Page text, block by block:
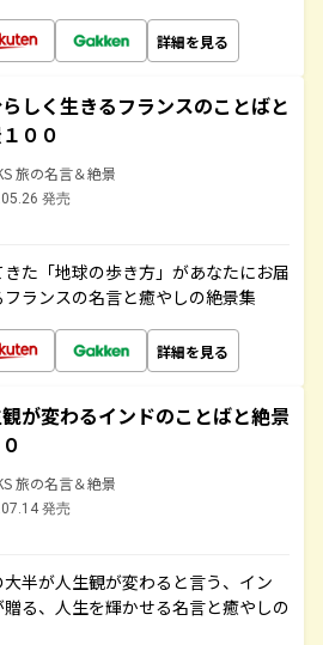
詳細を見る
しく生きるフランスのことばと
００
旅の名言＆絶景
発売
た「地球の歩き方」があなたにお届
ランスの名言と癒やしの絶景集
詳細を見る
が変わるインドのことばと絶景
旅の名言＆絶景
発売
半が人生観が変わると言う、イン
る、人生を輝かせる名言と癒やしの